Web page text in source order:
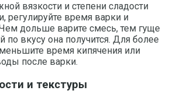
вязкости и степени сладости
регулируйте время варки и
Чем дольше варите смесь, тем гуще
вкусу она получится. Для более
время кипячения или
после варки.
и текстуры